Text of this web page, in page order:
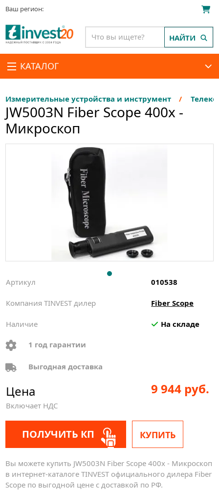
Ваш регион:
КАТАЛОГ
НАЙТИ
Измерительные устройства и инструмент
JW5003N Fiber Scope 400х -
Микроскоп
Артикул 010538
Компания TINVEST дилер Fiber Scope
Наличие На складе
1 год гарантии
Выгодная доставка
Цена
Включает НДС
9 944 руб.
ПОЛУЧИТЬ КП КУПИТЬ
Вы можете купить JW5003N Fiber Scope 400х - Микроскоп
в интернет-каталоге TINVEST официального дилера Fiber
Scope по выгодной цене с доставкой по РФ.